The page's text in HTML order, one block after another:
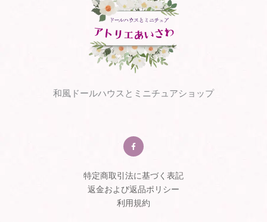
和風ドールハウスとミニチュアショップ
a
c
e
b
o
k
-
f
特定商取引法に基づく表記
返金および返品ポリシー
利用規約